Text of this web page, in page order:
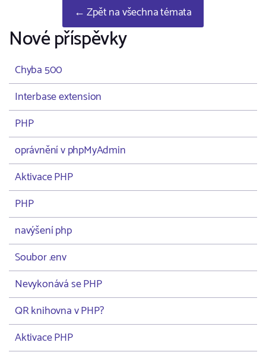
← Zpět na všechna témata
Nové příspěvky
Chyba 500
Interbase extension
PHP
oprávnění v phpMyAdmin
Aktivace PHP
PHP
navýšení php
Soubor .env
Nevykonává se PHP
QR knihovna v PHP?
Aktivace PHP